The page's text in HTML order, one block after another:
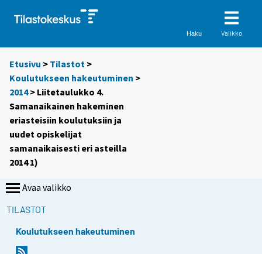
Haku Valikko
Etusivu > Tilastot >
Koulutukseen hakeutuminen >
2014> Liitetaulukko 4.
Samanaikainen hakeminen
eriasteisiin koulutuksiin ja
uudet opiskelijat
samanaikaisesti eri asteilla
2014 1)
Avaa valikko
TILASTOT
Koulutukseen hakeutuminen